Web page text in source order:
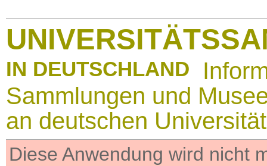
IN DEUTSCHLAND
Sammlungen und
an deutschen
Diese Anwendung wird nicht